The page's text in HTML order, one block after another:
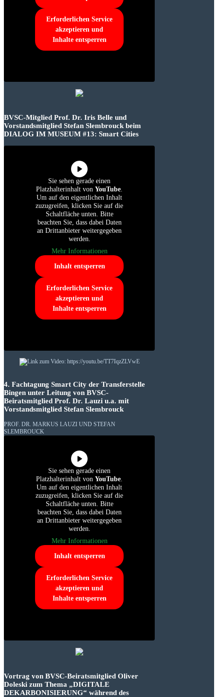
Erforderlichen Service
akzeptieren und
Inhalte entsperren
BVSC-Mitglied Prof. Dr. Iris Belle und
Vorstandsmitglied Stefan Slembrouck beim
DIALOG IM MUSEUM #13: Smart Cities
Sie sehen gerade einen
Platzhalterinhalt von YouTube.
Um auf den eigentlichen Inhalt
zuzugreifen, klicken Sie auf die
Schaltfläche unten. Bitte
beachten Sie, dass dabei Daten
an Drittanbieter weitergegeben
werden.
Mehr Informationen
Inhalt entsperren
Erforderlichen Service
akzeptieren und
Inhalte entsperren
4. Fachtagung Smart City der Transferstelle
Bingen unter Leitung von BVSC-
Beiratsmitglied Prof. Dr. Lauzi u.a. mit
Vorstandsmitglied Stefan Slembrouck
PROF. DR. MARKUS LAUZI UND STEFAN
SLEMBROUCK
Sie sehen gerade einen
Platzhalterinhalt von YouTube.
Um auf den eigentlichen Inhalt
zuzugreifen, klicken Sie auf die
Schaltfläche unten. Bitte
beachten Sie, dass dabei Daten
an Drittanbieter weitergegeben
werden.
Mehr Informationen
Inhalt entsperren
Erforderlichen Service
akzeptieren und
Inhalte entsperren
Vortrag von BVSC-Beiratsmitglied Oliver
Doleski zum Thema „DIGITALE
DEKARBONISIERUNG“ während des